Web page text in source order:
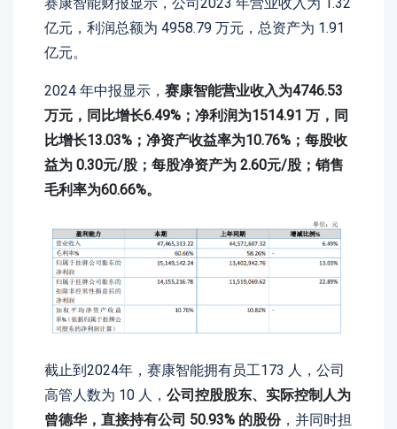
亿元，利润总额为 4958.79 万元，总资产为 1.91
亿元。
2024 年中报显示， 赛康智能营业收入为4746.53
万元，同比增长6.49%；净利润为1514.91 万，同
比增长13.03%；净资产收益率为10.76%；每股收
益为 0.30元/股；每股净资产为 2.60元/股；销售
毛利率为60.66%。
截止到2024年，赛康智能拥有员工173 人，公司
高管人数为 10 人， 公司控股股东、实际控制人为
曾德华，直接持有公司 50.93% 的股份，并同时担